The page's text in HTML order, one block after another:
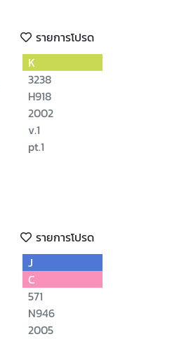
รายการโปรด
K
3238
H918
2002
v.1
pt.1
รายการโปรด
J
C
571
N946
2005